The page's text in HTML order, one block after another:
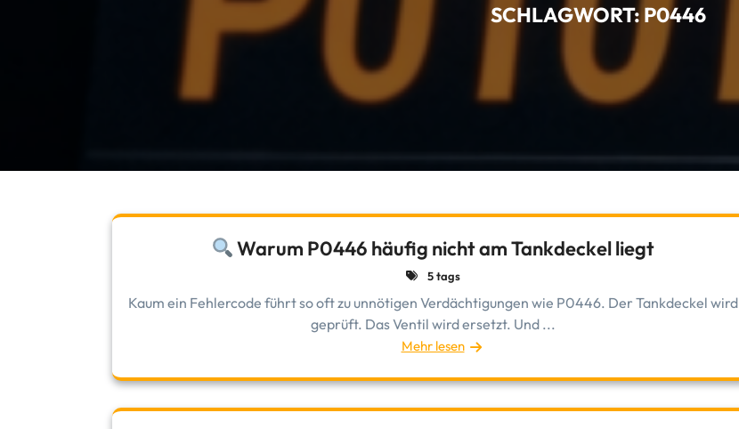
SCHLAGWORT:P0446
Warum P0446 häufig nicht am Tankdeckel liegt
5 tags
Kaum ein Fehlercode führt so oft zu unnötigen Verdächtigungen wie P0446. Der Tankdeckel wird
geprüft. Das Ventil wird ersetzt. Und ...
Mehr lesen